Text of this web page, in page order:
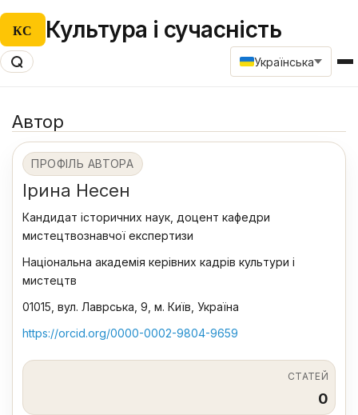
КС Культура і сучасність
Українська
Автор
ПРОФІЛЬ АВТОРА
Ірина Несен
Кандидат історичних наук, доцент кафедри
мистецтвознавчої експертизи
Національна академія керівних кадрів культури і
мистецтв
01015, вул. Лаврська, 9, м. Київ, Україна
https://orcid.org/0000-0002-9804-9659
СТАТЕЙ
0